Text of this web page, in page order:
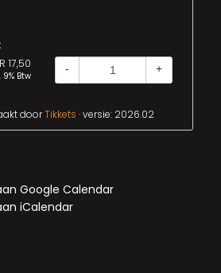
17,50
9% Btw
- +
doorTikkets · versie: 2026.02
Google Calendar
iCalendar